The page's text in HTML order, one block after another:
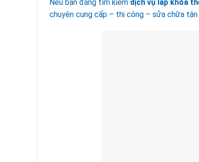
Nếu bạn đang tìm kiếm dịch vụ lắp khóa
chuyên cung cấp – thi công – sửa chữa